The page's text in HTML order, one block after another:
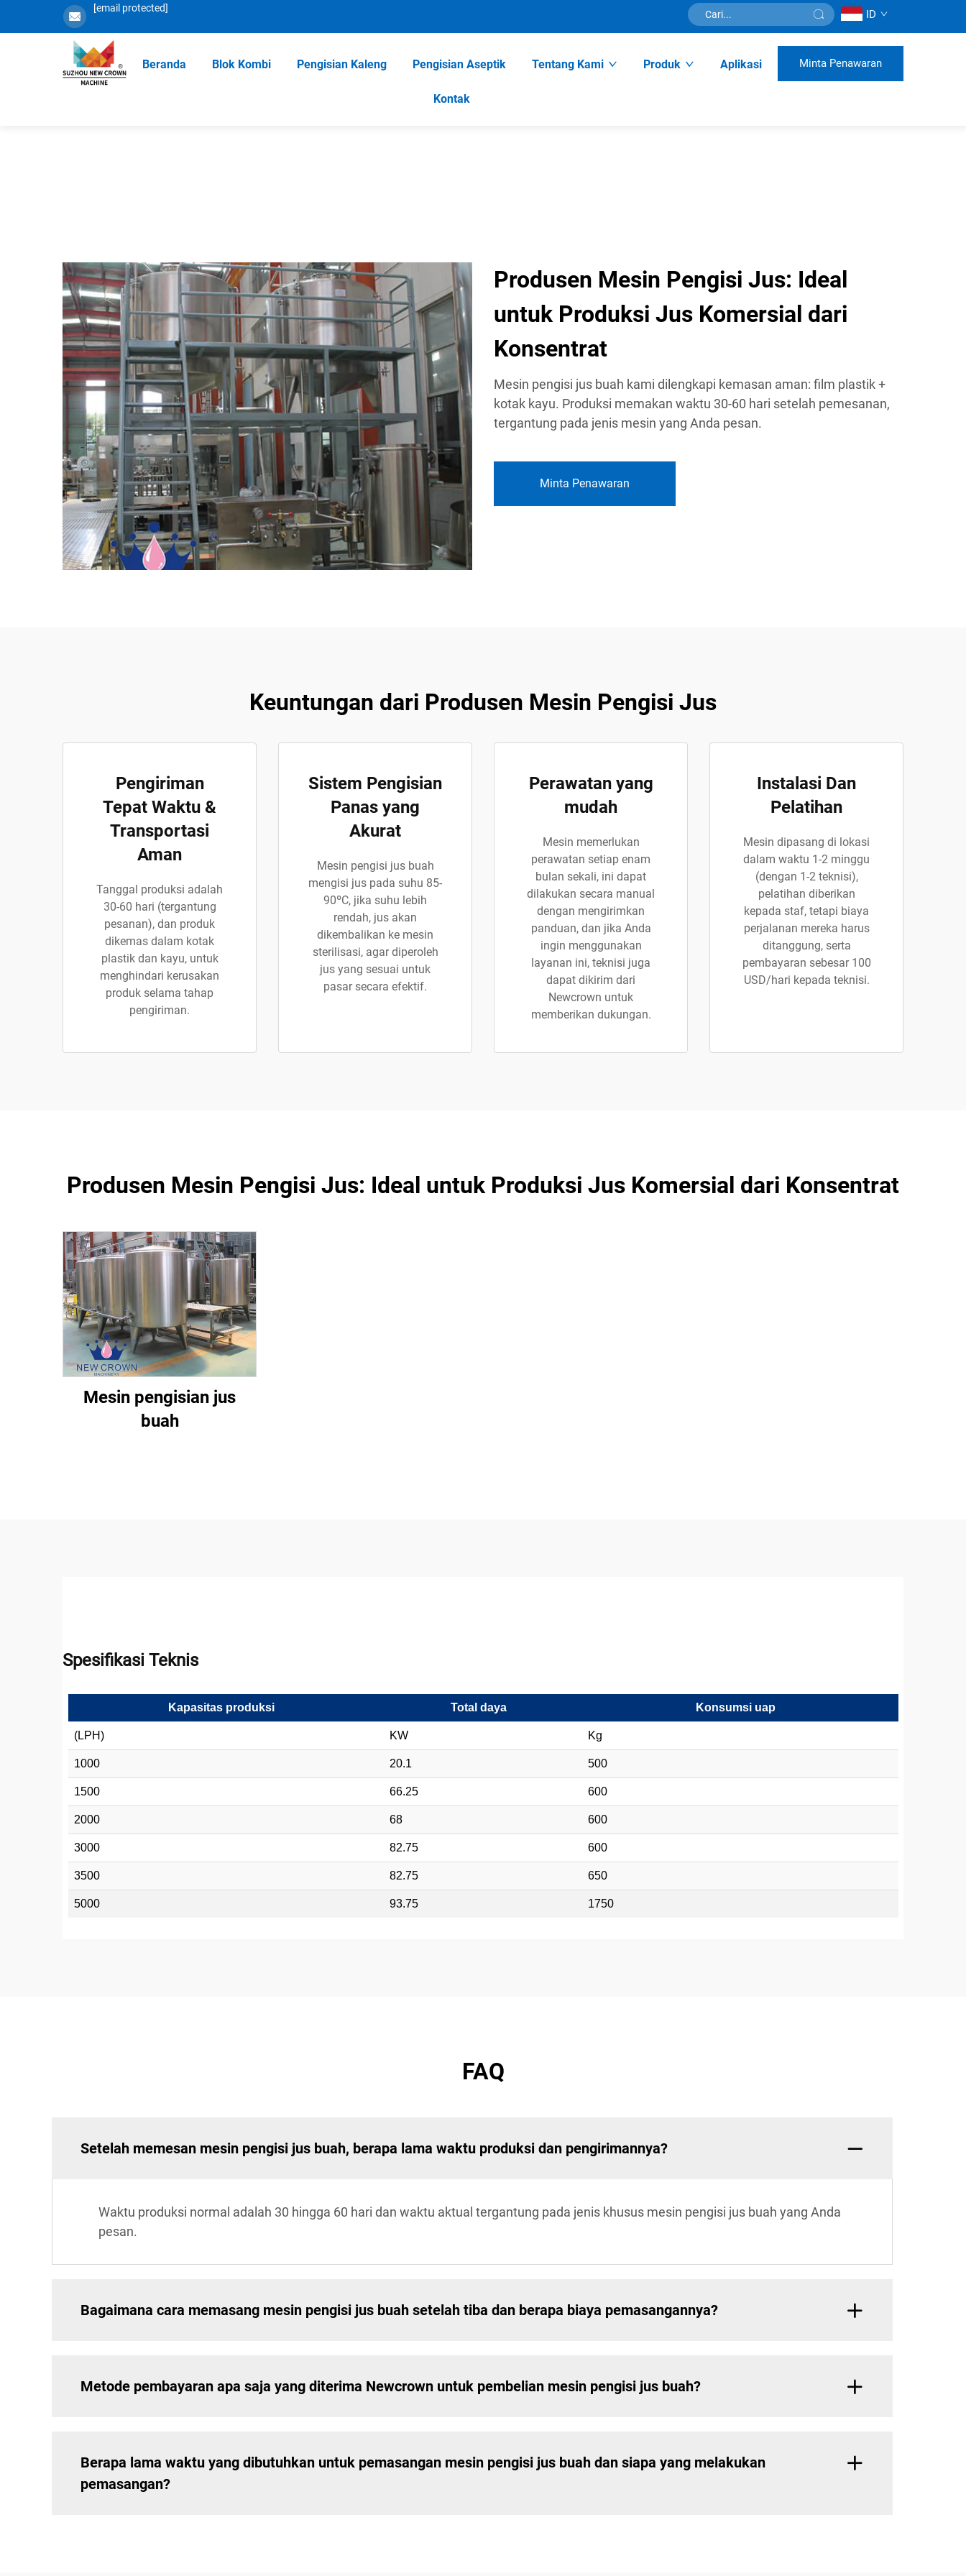
[email protected] ID
Beranda Blok Kombi Pengisian Kaleng Pengisian Aseptik Tentang Kami Produk Aplikasi
Kontak
Minta Penawaran
Produsen Mesin Pengisi Jus: Ideal
untuk Produksi Jus Komersial dari
Konsentrat
Mesin pengisi jus buah kami dilengkapi kemasan aman: film plastik +
kotak kayu. Produksi memakan waktu 30-60 hari setelah pemesanan,
tergantung pada jenis mesin yang Anda pesan.
Minta Penawaran
Keuntungan dari Produsen Mesin Pengisi Jus
Pengiriman
Tepat Waktu &
Transportasi
Aman
Tanggal produksi adalah
30-60 hari (tergantung
pesanan), dan produk
dikemas dalam kotak
plastik dan kayu, untuk
menghindari kerusakan
produk selama tahap
pengiriman.
Sistem Pengisian
Panas yang
Akurat
Mesin pengisi jus buah
mengisi jus pada suhu 85-
90ºC, jika suhu lebih
rendah, jus akan
dikembalikan ke mesin
sterilisasi, agar diperoleh
jus yang sesuai untuk
pasar secara efektif.
Perawatan yang
mudah
Mesin memerlukan
perawatan setiap enam
bulan sekali, ini dapat
dilakukan secara manual
dengan mengirimkan
panduan, dan jika Anda
ingin menggunakan
layanan ini, teknisi juga
dapat dikirim dari
Newcrown untuk
memberikan dukungan.
Instalasi Dan
Pelatihan
Mesin dipasang di lokasi
dalam waktu 1-2 minggu
(dengan 1-2 teknisi),
pelatihan diberikan
kepada staf, tetapi biaya
perjalanan mereka harus
ditanggung, serta
pembayaran sebesar 100
USD/hari kepada teknisi.
Produsen Mesin Pengisi Jus: Ideal untuk Produksi Jus Komersial dari Konsentrat
Mesin pengisian jus
buah
Spesifikasi Teknis
Kapasitas produksi Total daya Konsumsi uap
(LPH) KW Kg
1000 20.1 500
1500 66.25 600
2000 68 600
3000 82.75 600
3500 82.75 650
5000 93.75 1750
FAQ
Setelah memesan mesin pengisi jus buah, berapa lama waktu produksi dan pengirimannya?
Waktu produksi normal adalah 30 hingga 60 hari dan waktu aktual tergantung pada jenis khusus mesin pengisi jus buah yang Anda
pesan.
Bagaimana cara memasang mesin pengisi jus buah setelah tiba dan berapa biaya pemasangannya?
Metode pembayaran apa saja yang diterima Newcrown untuk pembelian mesin pengisi jus buah?
Berapa lama waktu yang dibutuhkan untuk pemasangan mesin pengisi jus buah dan siapa yang melakukan
pemasangan?